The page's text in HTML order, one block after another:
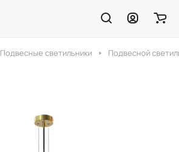
Подвесные светильники Подвесной